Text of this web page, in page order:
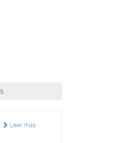
Leer más